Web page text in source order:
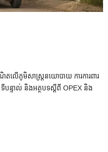
តលើភូមិសាស្ត្រនយោបាយ ការការពារ
ទីបន្ទាល់ និងអត្ថបទស្តីពី OPEX និង